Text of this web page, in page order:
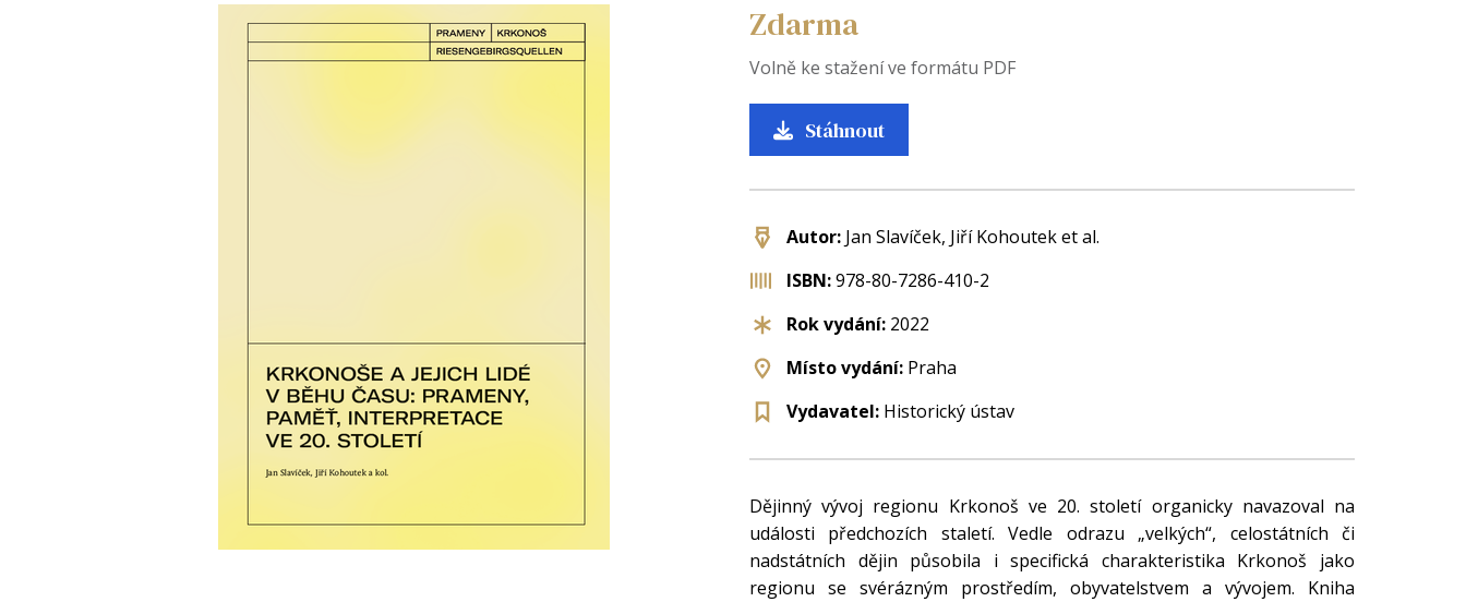
Zdarma
Volně ke stažení ve formátu PDF
Stáhnout
Autor: Jan Slavíček, Jiří Kohoutek et al.
ISBN:978-80-7286-410-2
Rok vydání: 2022
Místo vydání: Praha
Vydavatel: Historický ústav
Dějinný vývoj regionu Krkonoš ve 20. století organicky navazoval na
události předchozích staletí. Vedle odrazu „velkých“, celostátních či
nadstátních dějin působila i specifická charakteristika Krkonoš jako
regionu se svérázným prostředím, obyvatelstvem a vývojem. Kniha